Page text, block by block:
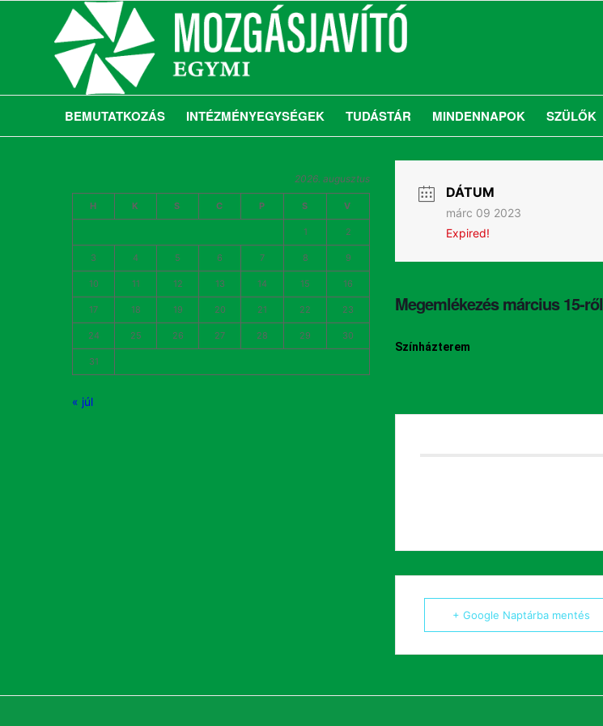
BEMUTATKOZÁS INTÉZMÉNYEGYSÉGEK TUDÁSTÁR MINDENNAPOK SZÜLŐK
2026. augusztus
H K S C P S V
1 2
3 4 5 6 7 8 9
10 11 12 13 14 15 16
17 18 19 20 21 22 23
24 25 26 27 28 29 30
31
« júl
DÁTUM
márc 09 2023
Expired!
Megemlékezés március 15-ről
Színházterem
+ Google Naptárba mentés